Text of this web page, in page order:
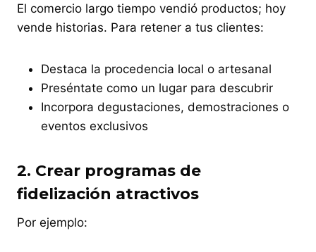
El comercio largo tiempo vendió productos; hoy
vende historias. Para retener a tus clientes:
Destaca la procedencia local o artesanal
Preséntate como un lugar para descubrir
Incorpora degustaciones, demostraciones o
eventos exclusivos
2. Crear programas de
fidelización atractivos
Por ejemplo: